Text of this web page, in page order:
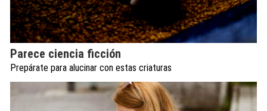
Parece ciencia ficción
Prepárate para alucinar con estas criaturas